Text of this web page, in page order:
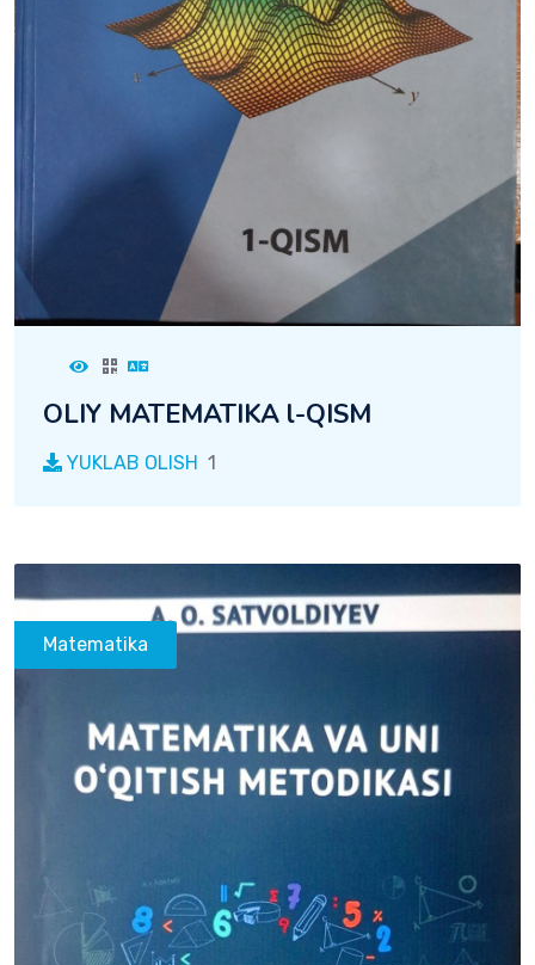
OLIY MATEMATIKA l-QISM
YUKLAB OLISH 1
Matematika